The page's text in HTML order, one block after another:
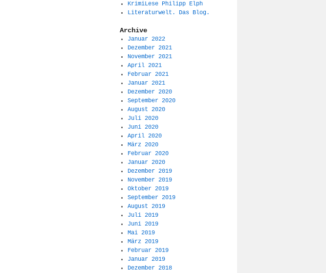
KrimiLese Philipp Elph
Literaturwelt. Das Blog.
Archive
Januar 2022
Dezember 2021
November 2021
April 2021
Februar 2021
Januar 2021
Dezember 2020
September 2020
August 2020
Juli 2020
Juni 2020
April 2020
März 2020
Februar 2020
Januar 2020
Dezember 2019
November 2019
Oktober 2019
September 2019
August 2019
Juli 2019
Juni 2019
Mai 2019
März 2019
Februar 2019
Januar 2019
Dezember 2018